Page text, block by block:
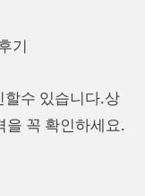
기
할수 있습니다.상
을 꼭 확인하세요.